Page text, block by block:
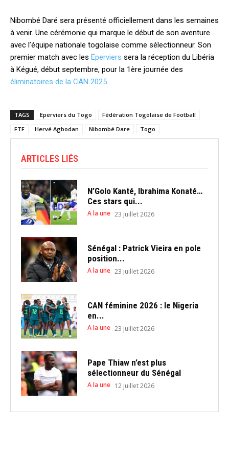
Nibombé Daré sera présenté officiellement dans les semaines
à venir. Une cérémonie qui marque le début de son aventure
avec l’équipe nationale togolaise comme sélectionneur. Son
premier match avec les Eperviers sera la réception du Libéria
à Kégué, début septembre, pour la 1ère journée des
éliminatoires de la CAN 2025.
TAGS Eperviers du Togo
Fédération Togolaise de Football
FTF
Hervé Agbodan Nibombé Dare Togo
ARTICLES LIÉS
N’Golo Kanté, Ibrahima Konaté…
Ces stars qui...
A la une 23 juillet 2026
Sénégal : Patrick Vieira en pole
position...
A la une 23 juillet 2026
CAN féminine 2026 : le Nigeria
en...
A la une 23 juillet 2026
Pape Thiaw n’est plus
sélectionneur du Sénégal
A la une 12 juillet 2026